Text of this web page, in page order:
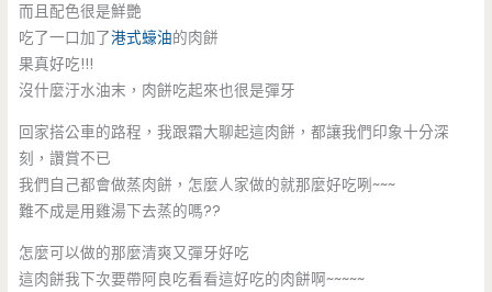
而且配色很是鮮艷
吃了一口加了港式蠔油的肉餅
果真好吃!!!
沒什麼汙水油末，肉餅吃起來也很是彈牙
回家搭公車的路程，我跟霜大聊起這肉餅，都讓我們印象十分深
刻，讚賞不已
我們自己都會做蒸肉餅，怎麼人家做的就那麼好吃咧~~~
難不成是用雞湯下去蒸的嗎??
怎麼可以做的那麼清爽又彈牙好吃
這肉餅我下次要帶阿良吃看看這好吃的肉餅啊~~~~~